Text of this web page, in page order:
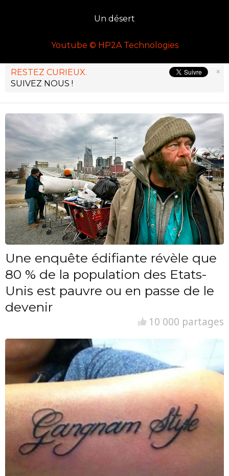
Un désert
Youtube © HP2A Technologies
×
RESTEZ CURIEUX.
SUIVEZ NOUS !
Une enquête édifiante révèle que
80 % de la population des Etats-
Unis est pauvre ou en passe de le
devenir
10 000 partages